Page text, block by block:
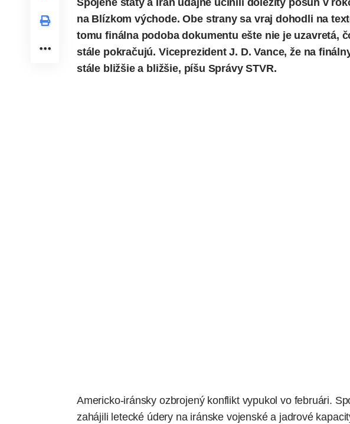
Spojené štáty a Irán údajne učinili dôležitý posun v
na Blízkom východe. Obe strany sa vraj dohodli na
tomu finálna podoba dokumentu ešte nie je uzavretá,
stále pokračujú. Viceprezident J. D. Vance, že na
stále bližšie a bližšie, píšu Správy STVR.
Americko-iránsky ozbrojený konflikt vypukol vo februári.
zahájili letecké údery na iránske vojenské a jadrové